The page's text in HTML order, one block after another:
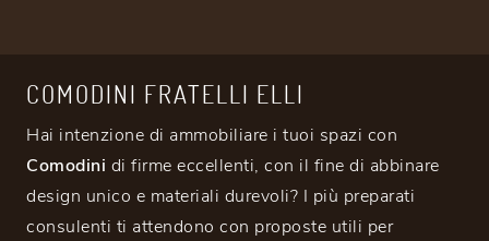
COMODINI FRATELLI ELLI
Hai intenzione di ammobiliare i tuoi spazi con
Comodini di firme eccellenti, con il fine di abbinare
design unico e materiali durevoli? I più preparati
consulenti ti attendono con proposte utili per